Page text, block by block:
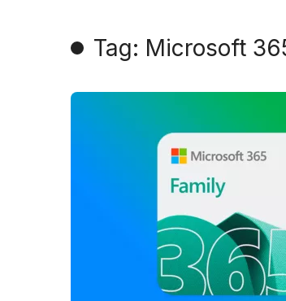
Tag: Microsoft